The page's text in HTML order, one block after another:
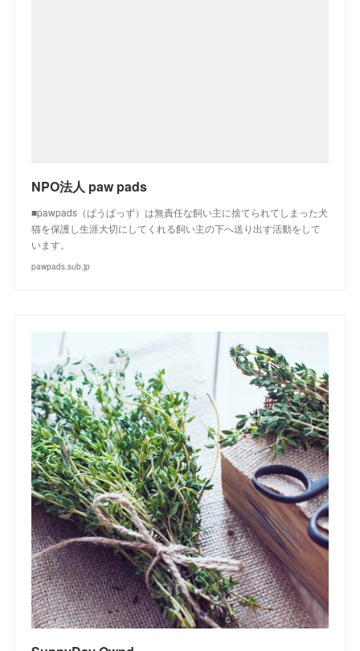
NPO法人 paw pads
■pawpads（ぱうぱっず）は無責任な飼い主に捨てられてしまった犬
猫を保護し生涯大切にしてくれる飼い主の下へ送り出す活動をして
います。
pawpads.sub.jp